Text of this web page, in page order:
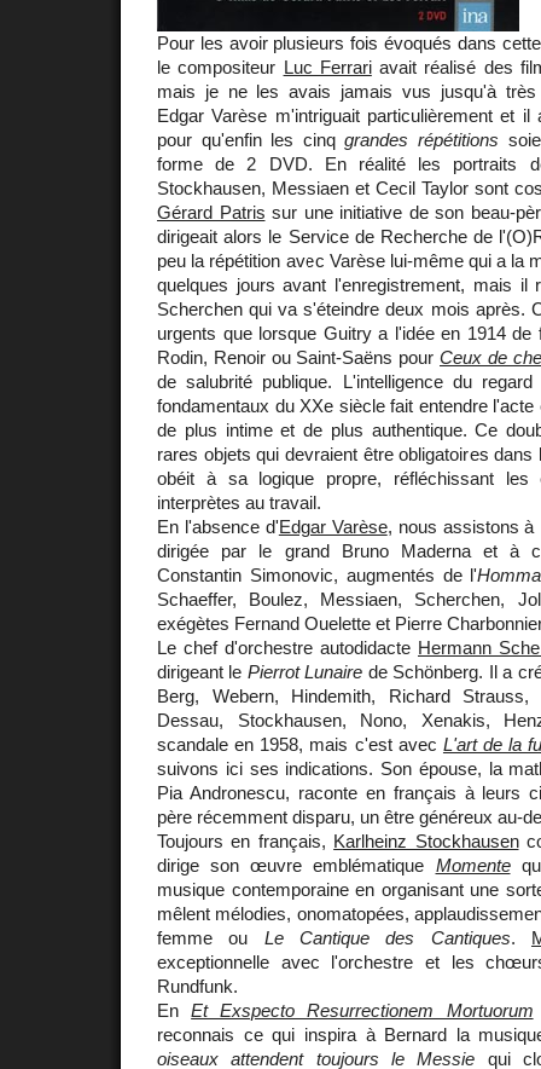
Pour les avoir plusieurs fois évoqués dans
le compositeur Luc Ferrariavait réalisé des
mais je ne les avais jamais vus jusqu'à très
Edgar Varèse m'intriguait particulièrement et il
pour qu'enfin les cinqgrandes répétitions
forme de 2 DVD. En réalité les portraits
Stockhausen, Messiaen et Cecil Taylor sont
Gérard Patris sur une initiative de son beau-
dirigeait alors le Service de Recherche de
peu la répétition avec Varèse lui-même qui a la
quelques jours avant l'enregistrement, mais il
Scherchen qui va s'éteindre deux mois après.
urgents que lorsque Guitry a l'idée en 1914
Rodin, Renoir ou Saint-Saëns pour Ceux de
de salubrité publique. L'intelligence du
fondamentaux du XXe siècle fait entendre
de plus intime et de plus authentique. Ce
rares objets qui devraient être obligatoires
obéit à sa logique propre, réfléchissant les
interprètes au travail.
En l'absence d'Edgar Varèse, nous assistons
dirigée par le grand Bruno Maderna et à
Constantin Simonovic, augmentés de l'
Schaeffer, Boulez, Messiaen, Scherchen,
exégètes Fernand Ouelette et Pierre
Le chef d'orchestre autodidacte Hermann
dirigeant le Pierrot Lunaire de Schönberg. Il a
Berg, Webern, Hindemith, Richard Strauss,
Dessau, Stockhausen, Nono, Xenakis,
scandale en 1958, mais c'est avec L'art de la
suivons ici ses indications. Son épouse, la
Pia Andronescu, raconte en français à leurs
père récemment disparu, un être généreux au-
Toujours en français, Karlheinz Stockhausen
dirige son œuvre emblématique Momentequi
musique contemporaine en organisant une
mêlent mélodies, onomatopées,
femme ou Le Cantique des Cantiques.
exceptionnelle avec l'orchestre et les
Rundfunk.
EnEt Exspecto Resurrectionem Mortuorum
reconnais ce qui inspira à Bernard la
oiseaux attendent toujours le Messie qui